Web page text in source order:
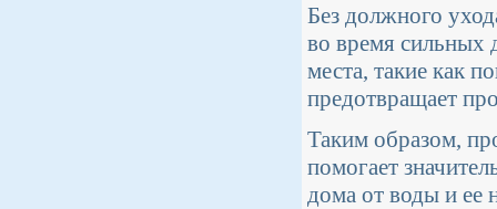
Без должного
во время сильных
места, такие как
предотвращает
Таким образом,
помогает
дома от воды и ее